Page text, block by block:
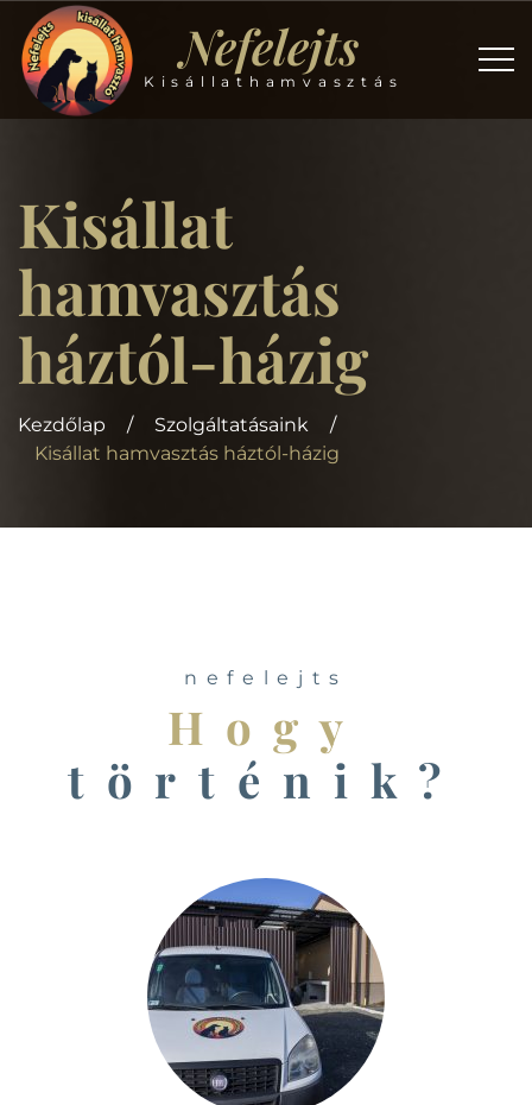
Nefelejts
Kisállathamvasztás
Kisállat
hamvasztás
háztól-házig
Kezdőlap / Szolgáltatásaink
/
Kisállat hamvasztás háztól-házig
nefelejts
Hogy
történik?